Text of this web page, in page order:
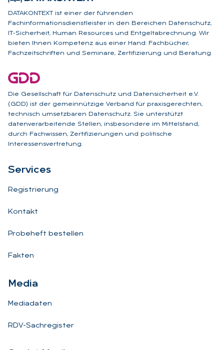
DATAKONTEXT ist einer der führenden
Fachinformationsdienstleister in den Bereichen Datenschutz,
IT-Sicherheit, Human Resources und Entgeltabrechnung. Wir
bieten Ihnen Kompetenz aus einer Hand: Fachbücher,
Fachzeitschriften und Seminare, Zertifizierung und Beratung.
Die Gesellschaft für Datenschutz und Datensicherheit e.V.
(GDD) ist der gemeinnützige Verband für praxisgerechten,
technisch umsetzbaren Datenschutz. Sie unterstützt
datenverarbeitende Stellen, insbesondere im Mittelstand,
durch Fachwissen, Zertifizierungen und politische
Interessensvertretung.
Ser­vices
Registrierung
Kontakt
Probeheft bestellen
Fakten
Me­dia
Mediadaten
RDV-Sachregister